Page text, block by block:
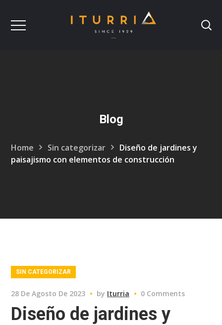
Blog
Home Sin categorizar
Diseño de jardines y
paisajismo con elementos de construcción
SIN CATEGORIZAR
28 De Agosto De 2023 by Iturria 0 Comments
Diseño de jardines y